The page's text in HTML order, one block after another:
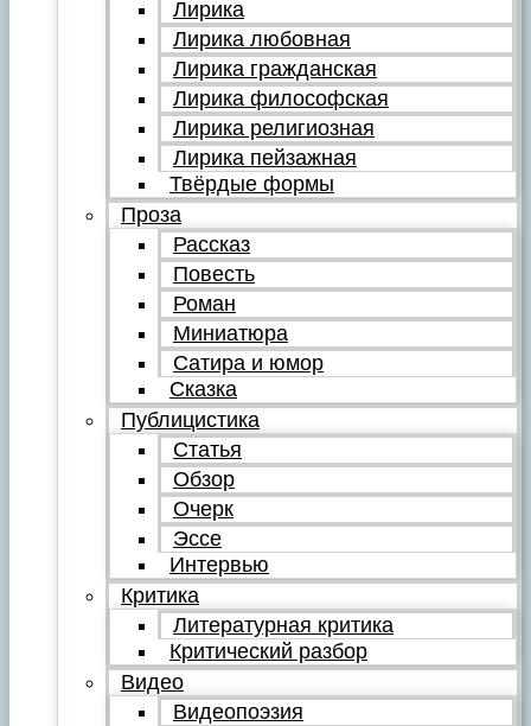
Лирика
Лирика любовная
Лирика гражданская
Лирика философская
Лирика религиозная
Лирика пейзажная
Твёрдые формы
Проза
Рассказ
Повесть
Роман
Миниатюра
Сатира и юмор
Сказка
Публицистика
Статья
Обзор
Очерк
Эссе
Интервью
Критика
Литературная критика
Критический разбор
Видео
Видеопоэзия